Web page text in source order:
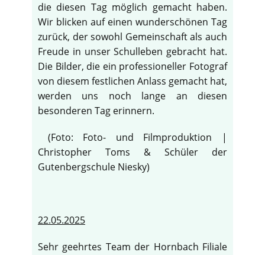
die diesen Tag möglich gemacht haben.
Wir blicken auf einen wunderschönen Tag
zurück, der sowohl Gemeinschaft als auch
Freude in unser Schulleben gebracht hat.
Die Bilder, die ein professioneller Fotograf
von diesem festlichen Anlass gemacht hat,
werden uns noch lange an diesen
besonderen Tag erinnern.
(Foto: Foto- und Filmproduktion |
Christopher Toms & Schüler der
Gutenbergschule Niesky)
22.05.2025
Sehr geehrtes Team der Hornbach Filiale